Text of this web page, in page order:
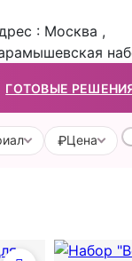
: Москва ,
ГОТОВЫЕ
₽Цена